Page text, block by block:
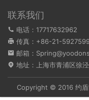
联系我们
电话：17717632962
传真：+86-21-
邮箱：
地址：上海市青浦区徐
Copyright © 2016 约盾